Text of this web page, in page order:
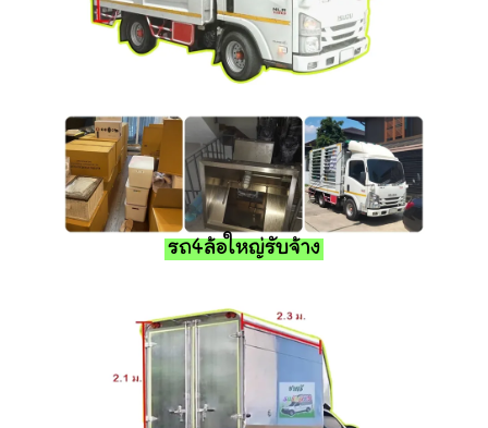
รถ4ล้อใหญ่รับจ้าง